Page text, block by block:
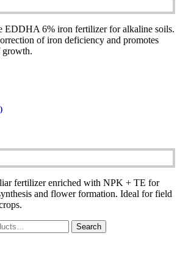
EDDHA 6% iron fertilizer for alkaline soils.
of iron deficiency and promotes
growth.
fertilizer enriched with NPK + TE for
and flower formation. Ideal for field
Search